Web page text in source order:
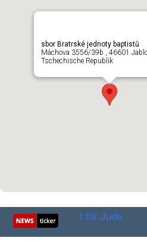
sbor Bratrské jednoty baptistů
Máchova 3556/39b , 46601
Tschechische Republik
neue Wort für Jude